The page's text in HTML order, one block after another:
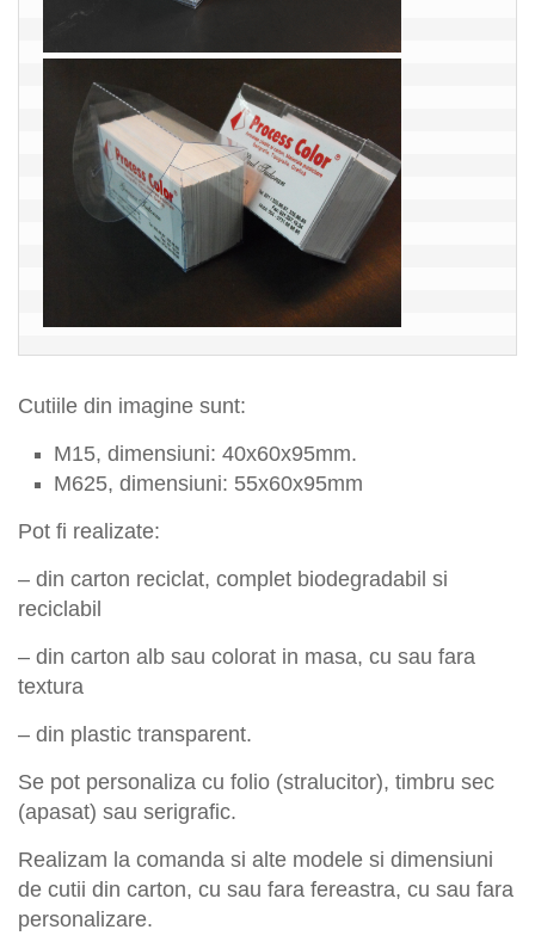
Cutiile din imagine sunt:
M15, dimensiuni: 40x60x95mm.
M625, dimensiuni: 55x60x95mm
Pot fi realizate:
– din carton reciclat, complet biodegradabil si
reciclabil
– din carton alb sau colorat in masa, cu sau fara
textura
– din plastic transparent.
Se pot personaliza cu folio (stralucitor), timbru sec
(apasat) sau serigrafic.
Realizam la comanda si alte modele si dimensiuni
de cutii din carton, cu sau fara fereastra, cu sau fara
personalizare.